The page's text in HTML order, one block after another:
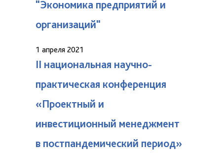
"Экономика предприятий и
организаций"
1 апреля 2021
II национальная научно-
практическая конференция
«Проектный и
инвестиционный менеджмент
в постпандемический период»